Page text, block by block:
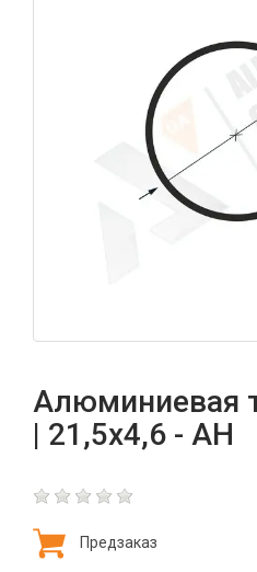
Алюминиевая
| 21,5х4,6 - АН
Предзаказ